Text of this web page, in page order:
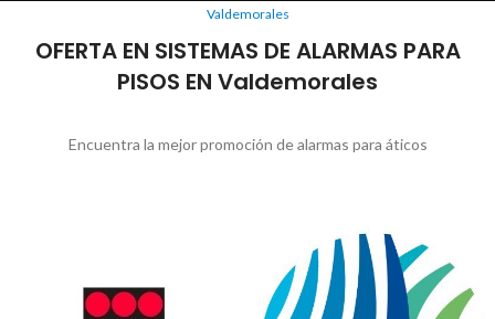
Valdemorales
OFERTA EN SISTEMAS DE ALARMAS PARA
PISOS EN Valdemorales
Encuentra la mejor promoción de alarmas para áticos